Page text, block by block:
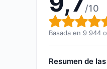
/10
Basada en 9 944
Resumen de